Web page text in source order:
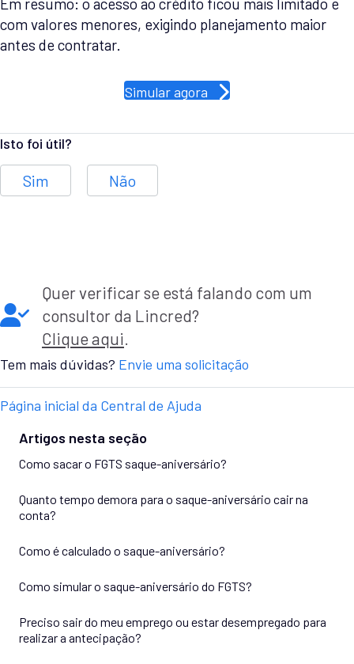
Artigos nesta seção
Como sacar o FGTS saque-aniversário?
Quanto tempo demora para o saque-aniversário cair na
conta?
Como é calculado o saque-aniversário?
Como simular o saque-aniversário do FGTS?
Preciso sair do meu emprego ou estar desempregado para
realizar a antecipação?
Em resumo: o acesso ao crédito ficou mais limitado e
com valores menores, exigindo planejamento maior
antes de contratar.
Simular agora
Isto foi útil?
Sim Não
Quer verificar se está falando com um
consultor da Lincred?
Clique aqui
Tem mais dúvidas? Envie uma solicitação
Página inicial da Central de Ajuda